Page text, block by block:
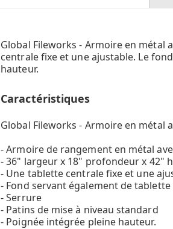
Global Fileworks - Armoire en métal
centrale fixe et une ajustable. Le
hauteur.
Caractéristiques
Global Fileworks - Armoire en métal
- Armoire de rangement en métal
- 36" largeur x 18" profondeur x 42"
- Une tablette centrale fixe et une
- Fond servant également de tablette
- Serrure
- Patins de mise à niveau standard
- Poignée intégrée pleine hauteur.